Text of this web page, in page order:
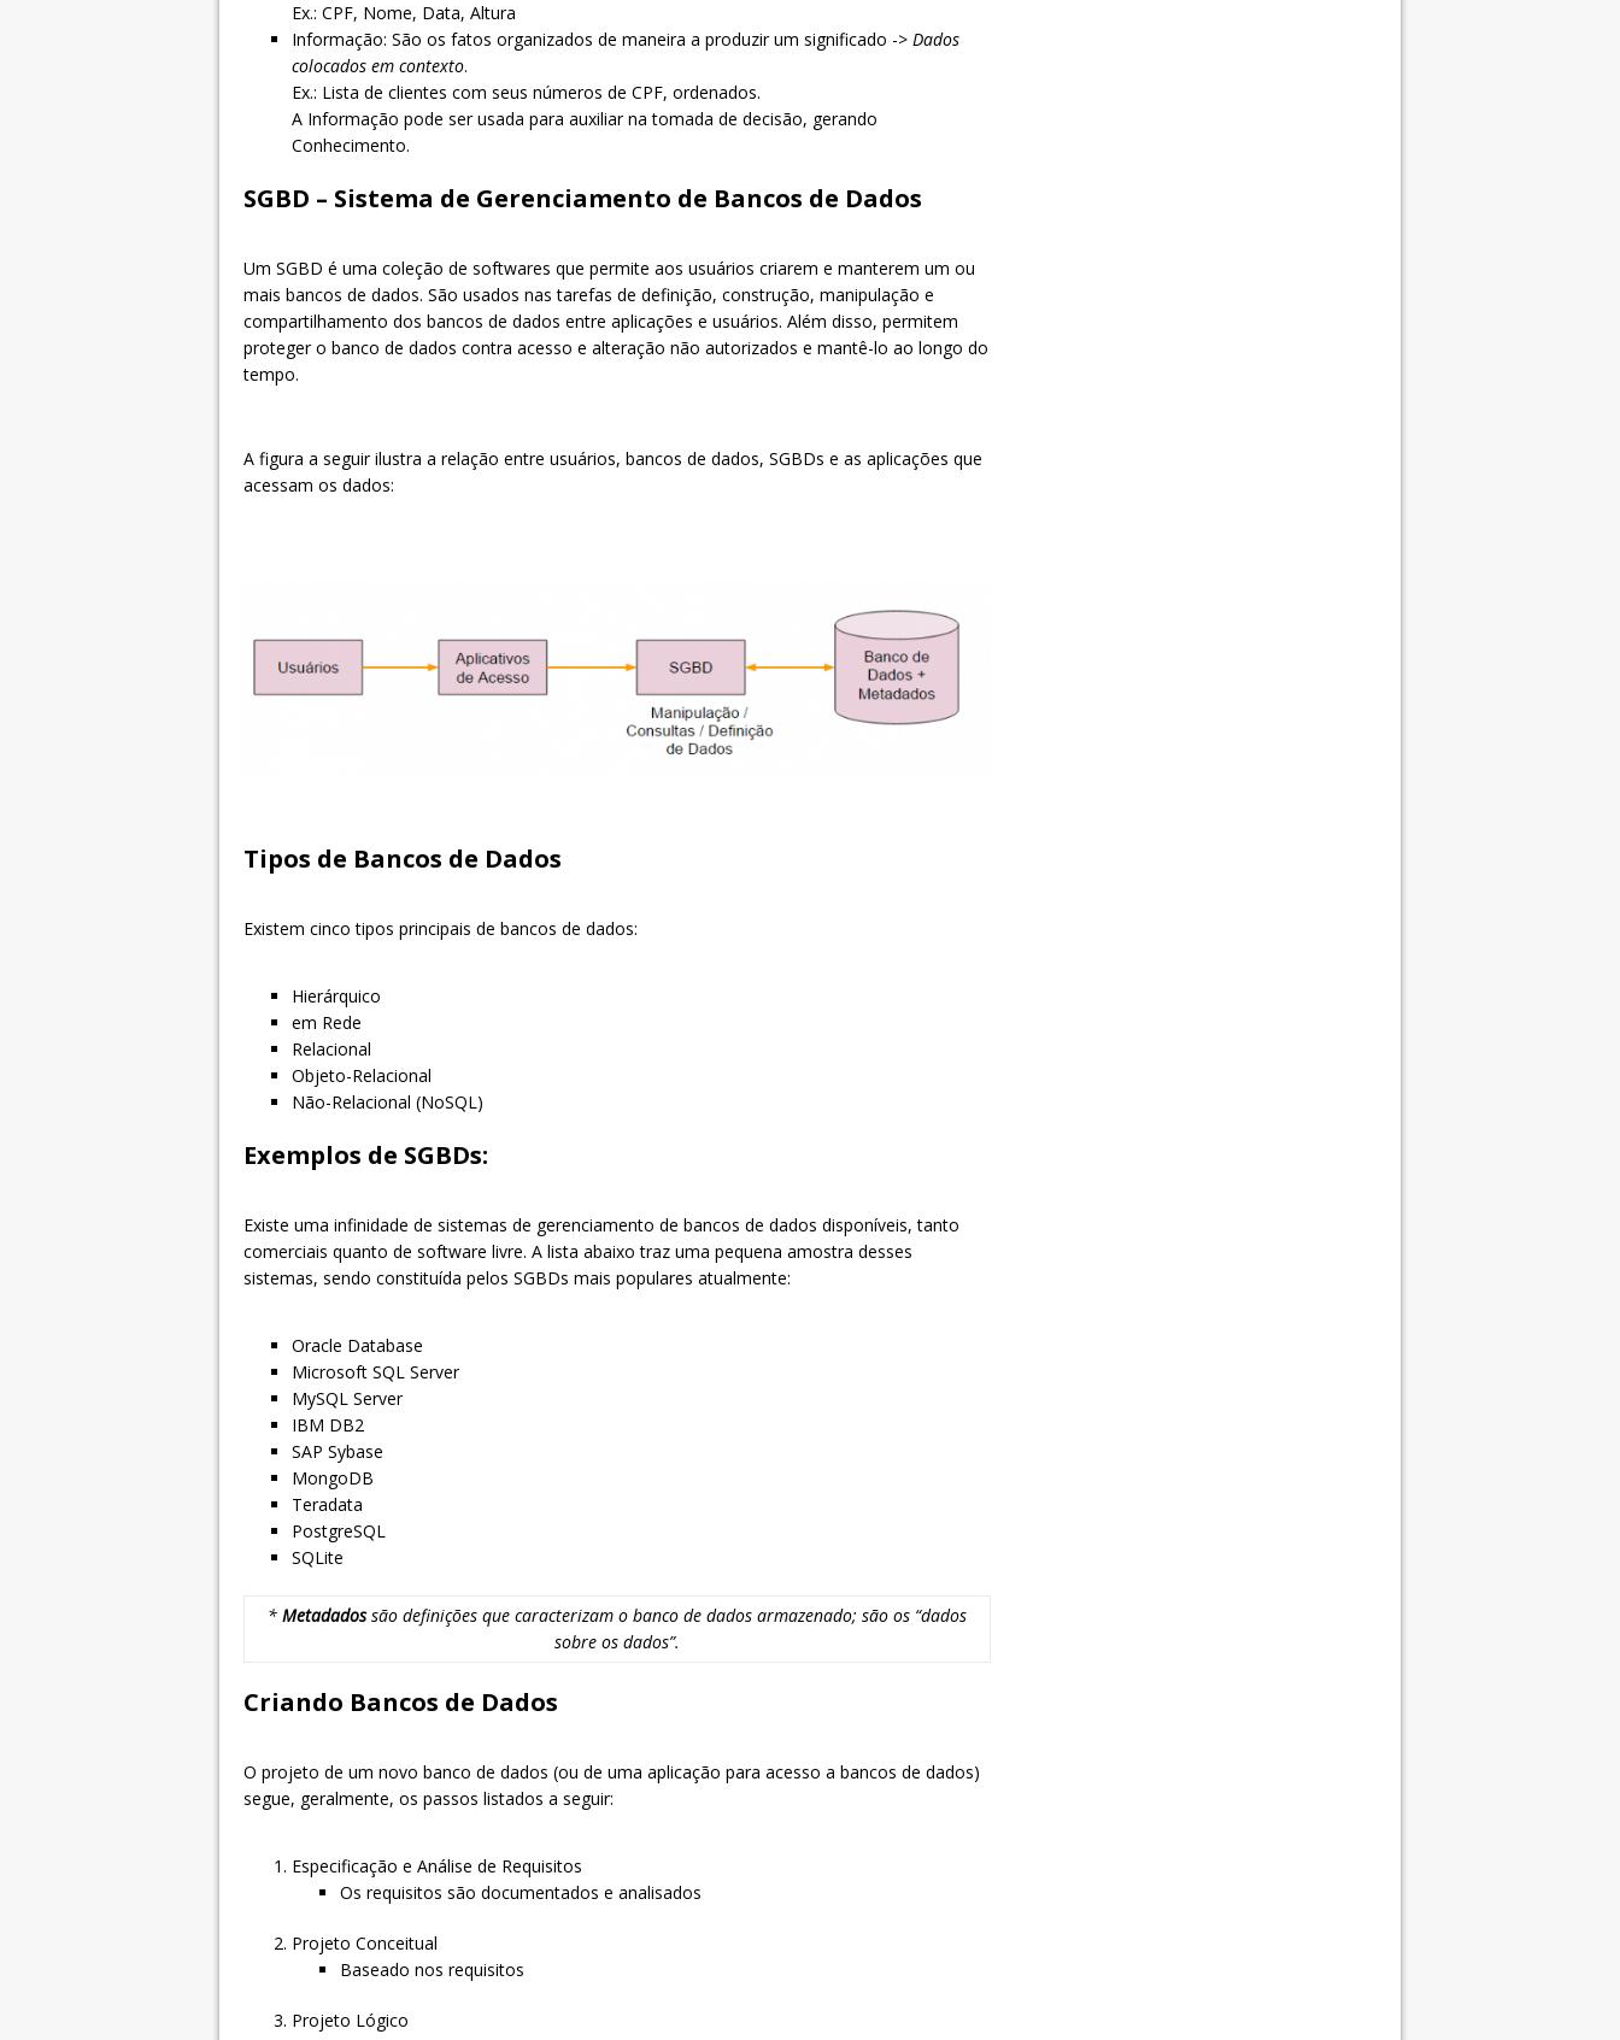
Ex.: CPF, Nome, Data, Altura
Informação: São os fatos organizados de maneira a produzir um significado -> Dados
colocados em contexto.
Ex.: Lista de clientes com seus números de CPF, ordenados.
A Informação pode ser usada para auxiliar na tomada de decisão, gerando
Conhecimento.
SGBD – Sistema de Gerenciamento de Bancos de Dados
Um SGBD é uma coleção de softwares que permite aos usuários criarem e manterem um ou
mais bancos de dados. São usados nas tarefas de definição, construção, manipulação e
compartilhamento dos bancos de dados entre aplicações e usuários. Além disso, permitem
proteger o banco de dados contra acesso e alteração não autorizados e mantê-lo ao longo do
tempo.
A figura a seguir ilustra a relação entre usuários, bancos de dados, SGBDs e as aplicações que
acessam os dados:
Tipos de Bancos de Dados
Existem cinco tipos principais de bancos de dados:
Hierárquico
em Rede
Relacional
Objeto-Relacional
Não-Relacional (NoSQL)
Exemplos de SGBDs:
Existe uma infinidade de sistemas de gerenciamento de bancos de dados disponíveis, tanto
comerciais quanto de software livre. A lista abaixo traz uma pequena amostra desses
sistemas, sendo constituída pelos SGBDs mais populares atualmente:
Oracle Database
Microsoft SQL Server
MySQL Server
IBM DB2
SAP Sybase
MongoDB
Teradata
PostgreSQL
SQLite
* Metadadossão definições que caracterizam o banco de dados armazenado; são os “dados
sobre os dados”.
Criando Bancos de Dados
O projeto de um novo banco de dados (ou de uma aplicação para acesso a bancos de dados)
segue, geralmente, os passos listados a seguir:
Especificação e Análise de Requisitos
Os requisitos são documentados e analisados
Projeto Conceitual
Baseado nos requisitos
Projeto Lógico